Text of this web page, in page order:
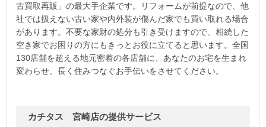
古買取再販」の最大手企業です。リフォームが前提なので、他
社では扱えない古い家や内外装が傷んだ家でも買い取れる場合
があります。不要な家財の処分も引き受けますので、相続した
空き家でお困りの方にもきっとお役に立てると思います。全国
130店舗を超える地元密着の各店舗に、あなたのお宅を生まれ
変わらせ、長く住みつなぐお手伝いをさせてください。
カチタス 宮崎店の提供サービス